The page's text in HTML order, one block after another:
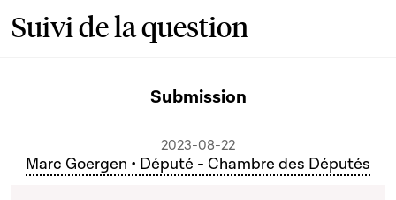
Suivi de la question
Submission
2023-08-22
Marc Goergen • Député - Chambre des Députés